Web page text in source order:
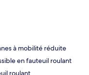
à mobilité réduite
en fauteuil roulant
roulant